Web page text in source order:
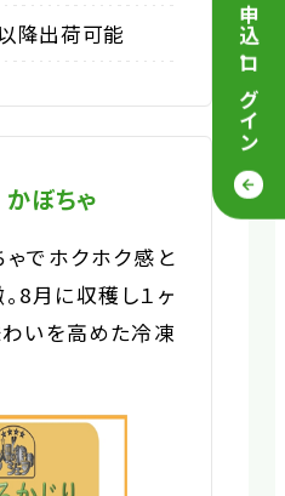
・
ログイン
降出荷可能
ぼちゃ
でホクホク感と
8月に収穫し１ヶ
いを高めた冷凍